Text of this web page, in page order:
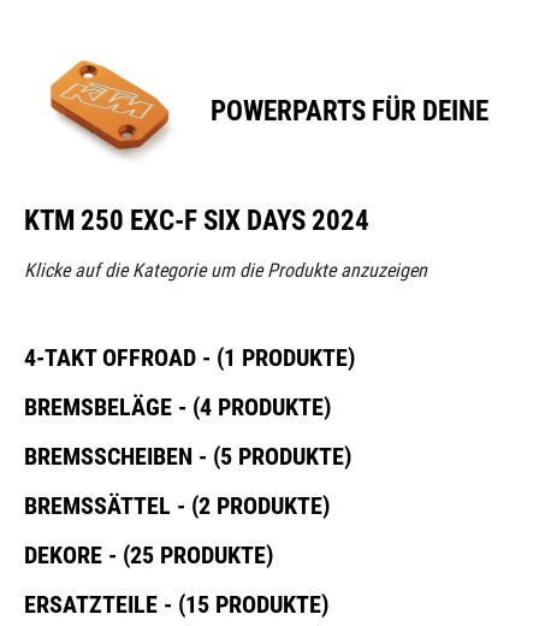
POWERPARTS FÜR DEINE
KTM 250 EXC-F SIX DAYS 2024
Klicke auf die Kategorie um die Produkte anzuzeigen
4-TAKT OFFROAD - (1 PRODUKTE)
BREMSBELÄGE - (4 PRODUKTE)
BREMSSCHEIBEN - (5 PRODUKTE)
BREMSSÄTTEL - (2 PRODUKTE)
DEKORE - (25 PRODUKTE)
ERSATZTEILE - (15 PRODUKTE)